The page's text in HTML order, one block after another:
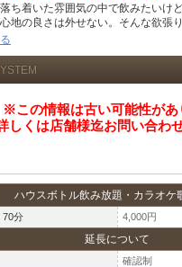
ち着いた雰囲気の中で飲みたいけ
地の良さは外せない。そんな欲張
きても馴染みやすい居心地の良さが
あどけなさが残る20代前半からお
なタイプのプリンセスたちがおもて
大工町エリア。大人数で楽しみたい
い夜も、プリンセスならどんなシー
親しみやすさの高コスパを求めるな
へお越しください!!
※この情報は古い可能性があ
しくは店舗様迄お問い合わ
ハウスボトル飲み放題・カラオケ
70分 4,000円
延長について
確認制